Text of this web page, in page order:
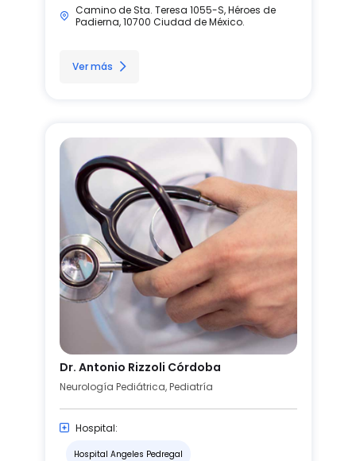
Camino de Sta. Teresa 1055-S, Héroes de
Padierna, 10700 Ciudad de México.
Ver más
Dr. Antonio Rizzoli Córdoba
Neurología Pediátrica, Pediatría
Hospital:
Hospital Angeles Pedregal